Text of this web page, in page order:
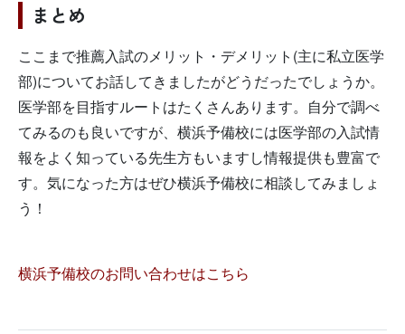
まとめ
ここまで推薦入試のメリット・デメリット(主に私立医学
部)についてお話してきましたがどうだったでしょうか。
医学部を目指すルートはたくさんあります。自分で調べ
てみるのも良いですが、横浜予備校には医学部の入試情
報をよく知っている先生方もいますし情報提供も豊富で
す。気になった方はぜひ横浜予備校に相談してみましょ
う！
横浜予備校のお問い合わせはこちら